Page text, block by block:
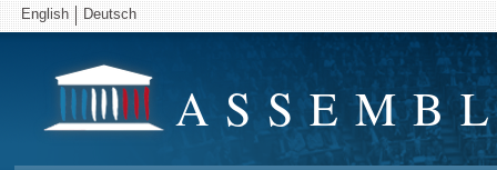
English Deutsch